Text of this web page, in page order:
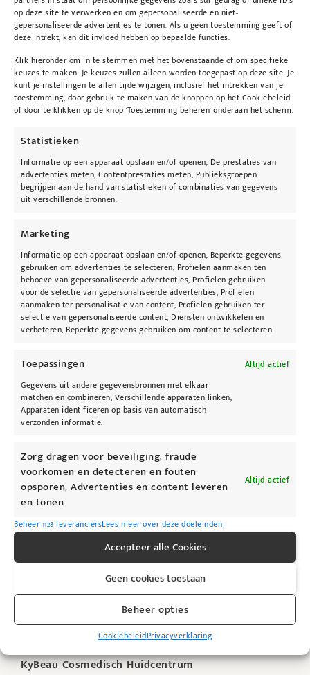
op deze site te verwerken en om gepersonaliseerde en niet-
gepersonaliseerde advertenties te tonen. Als u geen toestemming geeft of
deze intrekt, kan dit invloed hebben op bepaalde functies.
Klik hieronder om in te stemmen met het bovenstaande of om specifieke
keuzes te maken. Je keuzes zullen alleen worden toegepast op deze site. Je
kunt je instellingen te allen tijde wijzigen, inclusief het intrekken van je
toestemming, door gebruik te maken van de knoppen op het Cookiebeleid
of door te klikken op de knop 'Toestemming beheren' onderaan het scherm.
Statistieken
Informatie op een apparaat opslaan en/of openen, De prestaties van
advertenties meten, Contentprestaties meten, Publieksgroepen
begrijpen aan de hand van statistieken of combinaties van gegevens
uit verschillende bronnen.
Marketing
Informatie op een apparaat opslaan en/of openen, Beperkte gegevens
gebruiken om advertenties te selecteren, Profielen aanmaken ten
behoeve van gepersonaliseerde advertenties, Profielen gebruiken
voor de selectie van gepersonaliseerde advertenties, Profielen
aanmaken ter personalisatie van content, Profielen gebruiken ter
selectie van gepersonaliseerde content, Diensten ontwikkelen en
verbeteren, Beperkte gegevens gebruiken om content te selecteren.
Toepassingen
Altijd actief
Gegevens uit andere gegevensbronnen met elkaar
matchen en combineren, Verschillende apparaten linken,
Apparaten identificeren op basis van automatisch
verzonden informatie.
Zorg dragen voor beveiliging, fraude
voorkomen en detecteren en fouten
opsporen, Advertenties en content leveren
en tonen.
Altijd actief
Beheer 1128 leveranciersLees meer over deze doeleinden
Accepteer alle Cookies
Geen cookies toestaan
Beheer opties
CookiebeleidPrivacyverklaring
Beschrijving Bijkomende informatie
Beschrijving
Gebruik
Dep met de spons op de huid tot er voldoende
product vrijkomt en wrijf daarna gelijkmatig
het product open en breng aan met je
Powder Brush.
Niet zeker van je kleur? Kom langs bij Kybeau
voor een persoonlijk advies en een gratis
@kybeau
KyBeau Cosmedisch Huidcentrum